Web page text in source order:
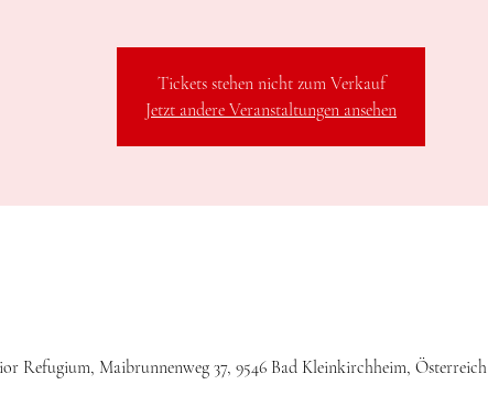
Tickets stehen nicht zum Verkauf
Jetzt andere Veranstaltungen ansehen
Refugium, Maibrunnenweg 37, 9546 Bad Kleinkirchheim, Österreich